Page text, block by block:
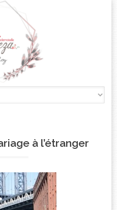
to
à l’étranger